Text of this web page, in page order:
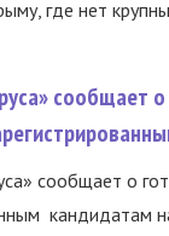
где нет
сообщает о
сообщает о
кандидатам